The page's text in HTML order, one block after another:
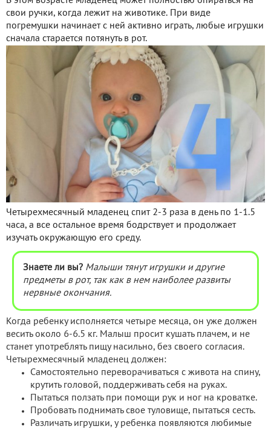
свои ручки, когда лежит на животике. При виде
погремушки начинает с ней активно играть, любые игрушки
сначала старается потянуть в рот.
Четырехмесячный младенец спит 2-3 раза в день по 1-1.5
часа, а все остальное время бодрствует и продолжает
изучать окружающую его среду.
Знаете ли вы? Малыши тянут игрушки и другие
предметы в рот, так как в нем наиболее развиты
нервные окончания.
Когда ребенку исполняется четыре месяца, он уже должен
весить около 6-6.5 кг. Малыш просит кушать плачем, и не
станет употреблять пищу насильно, без своего согласия.
Четырехмесячный младенец должен:
Самостоятельно переворачиваться с живота на спину,
крутить головой, поддерживать себя на руках.
Пытаться ползать при помощи рук и ног на кроватке.
Пробовать поднимать свое туловище, пытаться сесть.
Различать игрушки, у ребенка появляются любимые